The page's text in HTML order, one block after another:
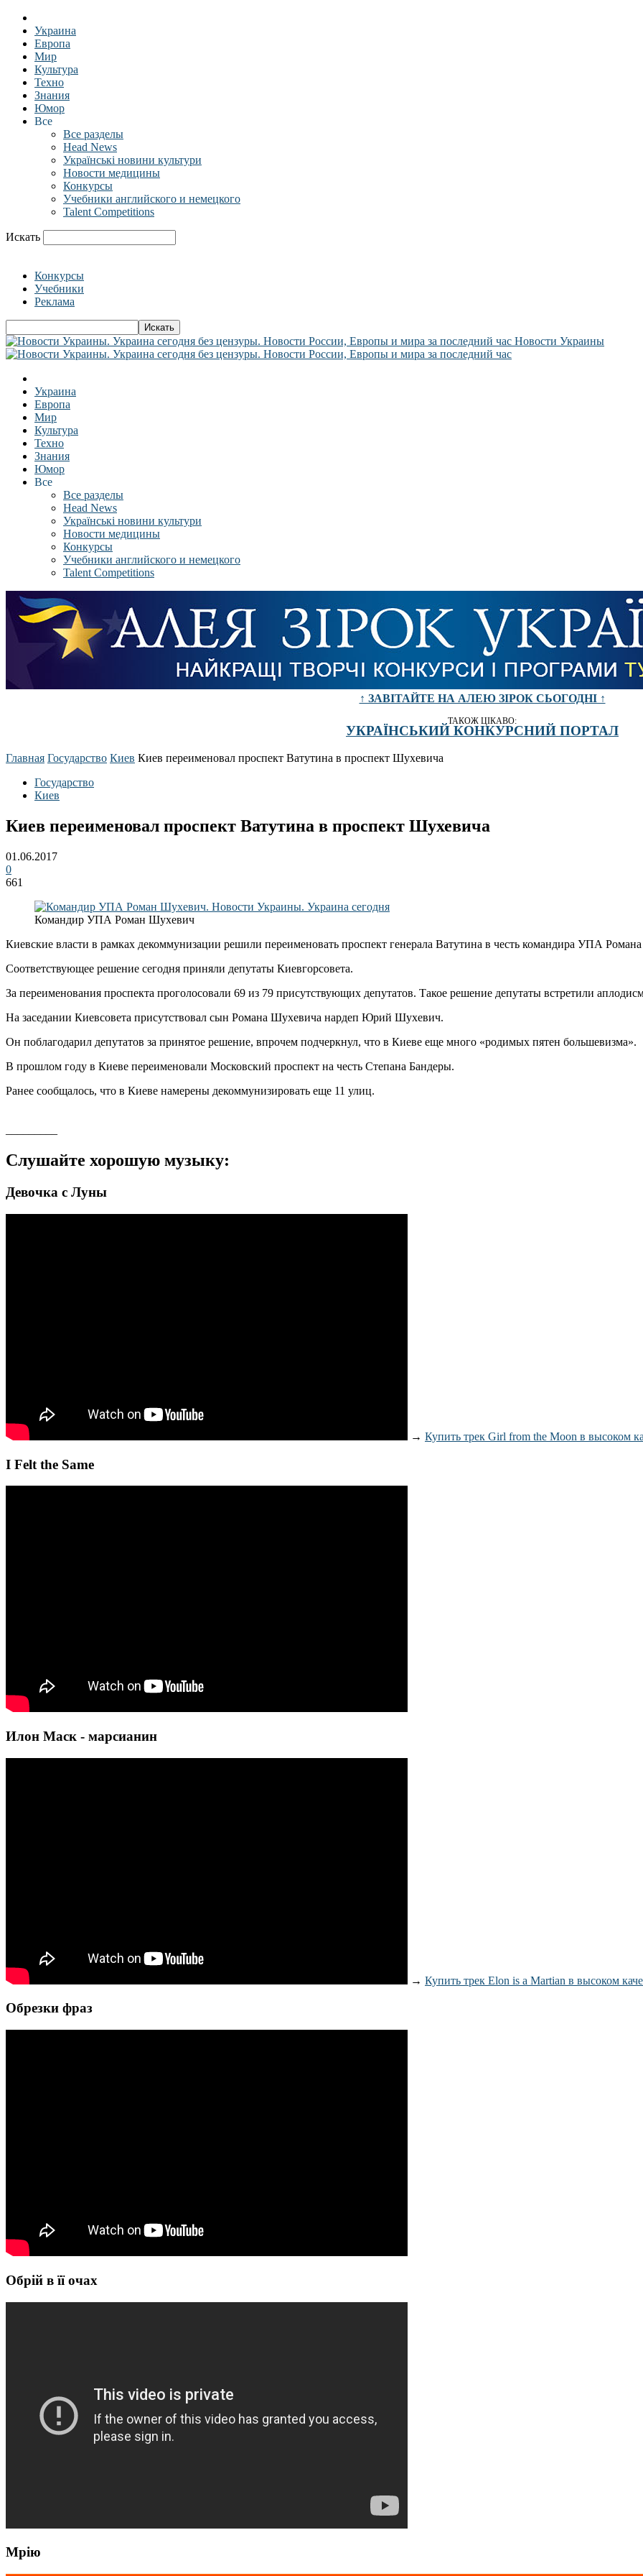
Украина
Европа
Мир
Культура
Техно
Знания
Юмор
Все
Все разделы
Head News
Українські новини культури
Новости медицины
Конкурсы
Учебники английского и немецкого
Talent Competitions
Искать
Конкурсы
Учебники
Реклама
Новости Украины
Украина
Европа
Мир
Культура
Техно
Знания
Юмор
Все
Все разделы
Head News
Українські новини культури
Новости медицины
Конкурсы
Учебники английского и немецкого
Talent Competitions
↑ ЗАВІТАЙТЕ НА АЛЕЮ ЗІРОК СЬОГОДНІ ↑
ТАКОЖ ЦІКАВО:
УКРАЇНСЬКИЙ КОНКУРСНИЙ ПОРТАЛ
Главная Государство Киев Киев переименовал проспект Ватутина в проспект Шухевича
Государство
Киев
Киев переименовал проспект Ватутина в проспект Шухевича
01.06.2017
0
661
Командир УПА Роман Шухевич
Киевские власти в рамках декоммунизации решили переименовать проспект генерала Ватутина в честь командира УПА
Соответствующее решение сегодня приняли депутаты Киевгорсовета.
За переименования проспекта проголосовали 69 из 79 присутствующих депутатов. Такое решение депутаты встретили
На заседании Киевсовета присутствовал сын Романа Шухевича нардеп Юрий Шухевич.
Он поблагодарил депутатов за принятое решение, впрочем подчеркнул, что в Киеве еще много «родимых пятен большевизма».
В прошлом году в Киеве переименовали Московский проспект на честь Степана Бандеры.
Ранее сообщалось, что в Киеве намерены декоммунизировать еще 11 улиц.
Слушайте хорошую музыку:
Девочка с Луны
→ Купить трек Girl from the Moon в высоком
I Felt the Same
Илон Маск - марсианин
→ Купить трек Elon is a Martian в высоком
Обрезки фраз
Обрій в її очах
Мрію